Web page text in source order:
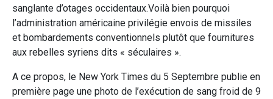
sanglante d’otages occidentaux.Voilà bien pourquoi
l’administration américaine privilégie envois de missiles
et bombardements conventionnels plutôt que fournitures
aux rebelles syriens dits « séculaires ».
A ce propos, le New York Times du 5 Septembre publie en
première page une photo de l’exécution de sang froid de 9